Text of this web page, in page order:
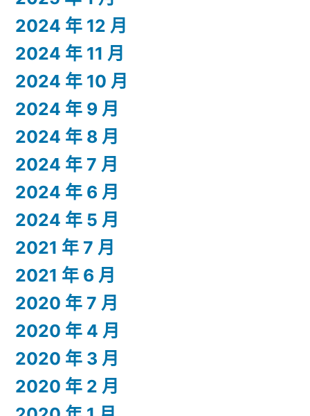
2024 年 12 月
2024 年 11 月
2024 年 10 月
2024 年 9 月
2024 年 8 月
2024 年 7 月
2024 年 6 月
2024 年 5 月
2021 年 7 月
2021 年 6 月
2020 年 7 月
2020 年 4 月
2020 年 3 月
2020 年 2 月